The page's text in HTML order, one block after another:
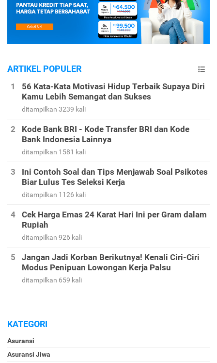
ARTIKEL POPULER
56 Kata-Kata Motivasi Hidup Terbaik Supaya Diri
Kamu Lebih Semangat dan Sukses
ditampilkan 3239 kali
Kode Bank BRI - Kode Transfer BRI dan Kode
Bank Indonesia Lainnya
ditampilkan 1581 kali
Ini Contoh Soal dan Tips Menjawab Soal Psikotes
Biar Lulus Tes Seleksi Kerja
ditampilkan 1126 kali
Cek Harga Emas 24 Karat Hari Ini per Gram dalam
Rupiah
ditampilkan 926 kali
Jangan Jadi Korban Berikutnya! Kenali Ciri-Ciri
Modus Penipuan Lowongan Kerja Palsu
ditampilkan 659 kali
KATEGORI
Asuransi
Asuransi Jiwa